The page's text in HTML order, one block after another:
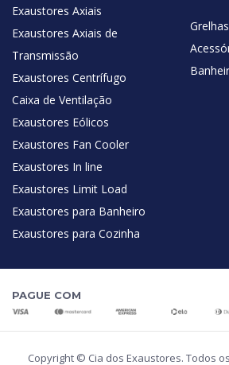
Exaustores Axiais
Exaustores Axiais de
Transmissão
Exaustores Centrífugo
Caixa de Ventilação
Exaustores Eólicos
Exaustores Fan Cooler
Exaustores In line
Exaustores Limit Load
Exaustores para Banheiro
Exaustores para Cozinha
PAGUE COM
Copyright © Cia dos Exaustores. Todos